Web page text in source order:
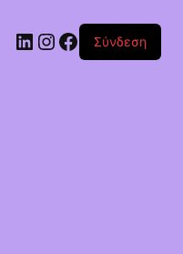
Linkedin
Instagram
Facebook
Σύνδεση